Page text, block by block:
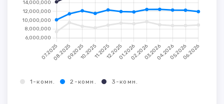
1-комн. 2-комн. 3-комн.